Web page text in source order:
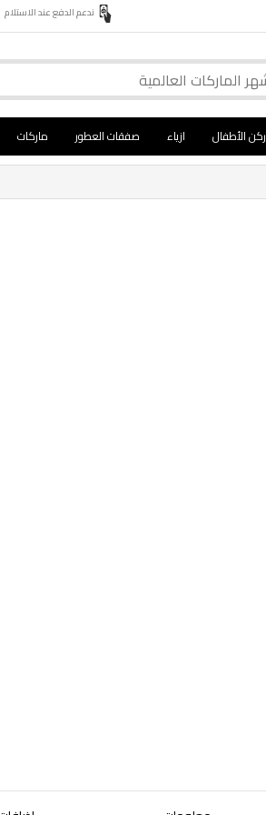
ندعم الدفع عند الاستلام
ركن الأطفال ازياء صفقات العطور ماركات